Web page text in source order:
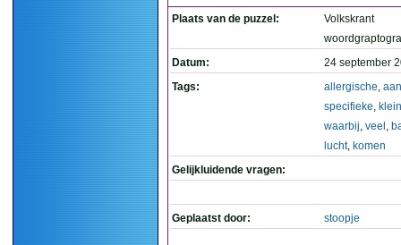
Plaats van de puzzel:
Volkskrant
Datum:
24 september
Tags:
allergische,
specifieke,
waarbij, veel ,
lucht, komen
Gelijkluidende vragen:
Geplaatst door: stoopje